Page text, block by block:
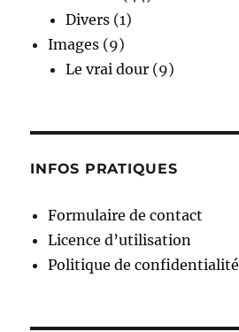
Divers (1)
Images (9)
Le vrai dour (9)
INFOS PRATIQUES
Formulaire de contact
Licence d’utilisation
Politique de confidentialité